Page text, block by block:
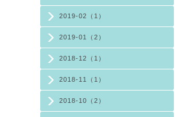
2019-02（1）
2019-01（2）
2018-12（1）
2018-11（1）
2018-10（2）